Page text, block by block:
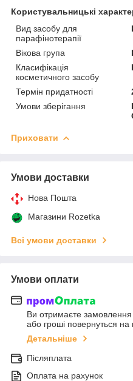
Користувальницькі
Вид засобу для
парафінотерапії
Вікова група
Класифікація
косметичного засобу
Термін придатності
Умови зберігання
Приховати
Умови доставки
Нова Пошта
Магазини Rozetka
Всі умови доставки
Умови оплати
Ви отримаєте замовлення
або гроші повернуться на
Детальніше
Післяплата
Оплата на рахунок